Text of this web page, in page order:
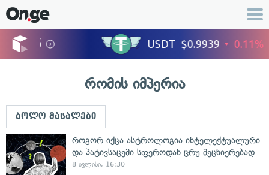
რომის იმპერია
ბოლო მასალები
როგორ იქცა ასტროლოგია ინტელექტუალური
და პატივსაცემი სფეროდან ცრუ მეცნიერებად
8 ივლისი, 16:30